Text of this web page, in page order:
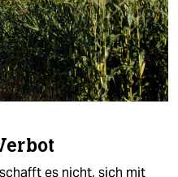
es nicht, sich mit